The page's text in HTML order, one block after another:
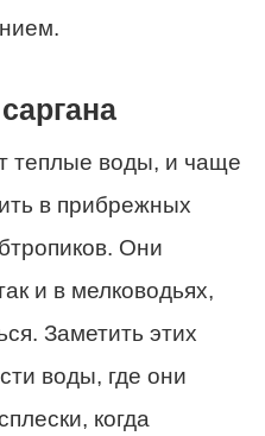
теплые воды, и чаще
в прибрежных
Они
и в мелководьях,
Заметить этих
воды, где они
когда